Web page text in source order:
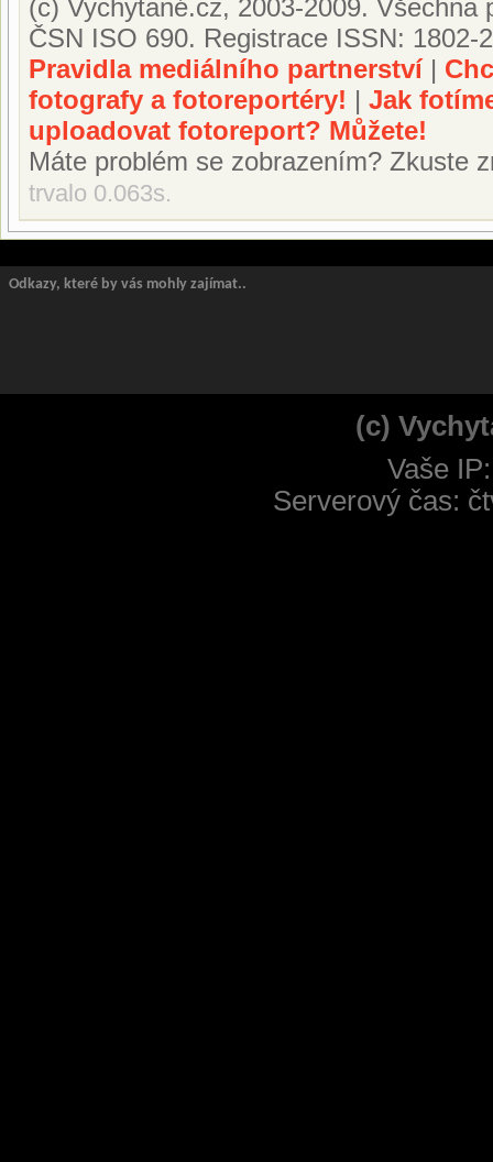
(c) Vychytané.cz, 2003-2009.
ČSN ISO 690. Registrace ISSN: 1802-
Pravidla mediálního partnerství|
fotografy a fotoreportéry! | Jak
uploadovat fotoreport? Můžete!
Máte problém se zobrazením? Zkuste
trvalo 0.063s.
Odkazy, které by vás mohly zajímat..
(c)
Vaše
Serverový čas: